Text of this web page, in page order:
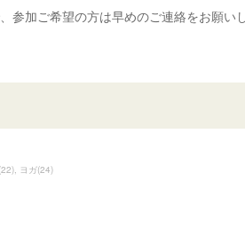
参加ご希望の方は早めのご連絡をお願いし
(22) ヨガ(24)